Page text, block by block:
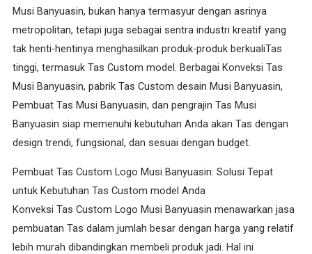
Musi Banyuasin, bukan hanya termasyur dengan asrinya
metropolitan, tetapi juga sebagai sentra industri kreatif yang
tak henti-hentinya menghasilkan produk-produk berkualiTas
tinggi, termasuk Tas Custom model. Berbagai Konveksi Tas
Musi Banyuasin, pabrik Tas Custom desain Musi Banyuasin,
Pembuat Tas Musi Banyuasin, dan pengrajin Tas Musi
Banyuasin siap memenuhi kebutuhan Anda akan Tas dengan
design trendi, fungsional, dan sesuai dengan budget.
Pembuat Tas Custom Logo Musi Banyuasin: Solusi Tepat
untuk Kebutuhan Tas Custom model Anda
Konveksi Tas Custom Logo Musi Banyuasin menawarkan jasa
pembuatan Tas dalam jumlah besar dengan harga yang relatif
lebih murah dibandingkan membeli produk jadi. Hal ini